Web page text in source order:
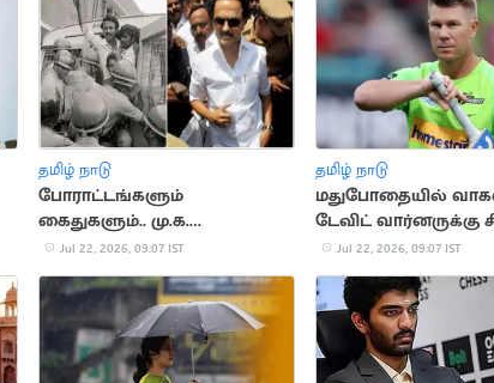
தமிழ் நாடு
போராட்டங்களும்
கைதுகளும்.. மு.க.
ஸ்டாலினின் அரசியல்
வரலாறு
Jul 22, 2026, 09:07 IST
தமிழ் நாடு
மதுபோதையில்
டேவிட் வார்னருக்கு
தண்டனை
Jul 22, 2026, 09:07 IST